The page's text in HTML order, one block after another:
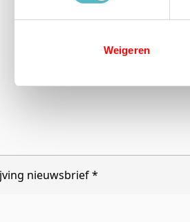
Weigeren
nieuwsbrief *